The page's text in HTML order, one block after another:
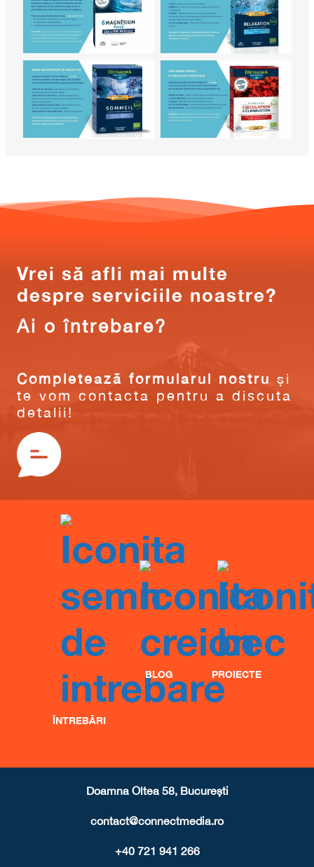
Vrei să afli mai multe
despre serviciile noastre?
Ai o întrebare?
Completează formularul nostru și
te vom contacta pentru a discuta
detalii!
ÎNTREBĂRI
BLOG PROIECTE
Doamna Oltea 58, București
contact@connectmedia.ro
+40 721 941 266